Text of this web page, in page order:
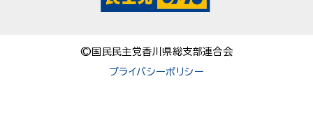
©国民民主党香川県総支部連合会
プライバシーポリシー